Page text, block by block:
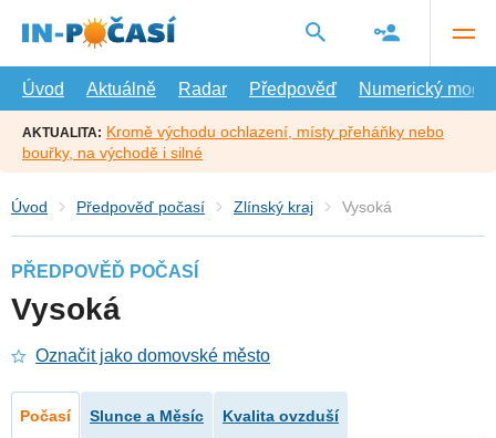
hlavní
Úvod
Aktuálně Radar Předpověď Numerický model
AKTUALITA: Kromě východu ochlazení, místy přeháňky nebo
bouřky, na východě i silné
Úvod Předpověď počasí Zlínský kraj Vysoká
PŘEDPOVĚĎ POČASÍ
Vysoká
Označit jako domovské město
Počasí Slunce a Měsíc Kvalita ovzduší